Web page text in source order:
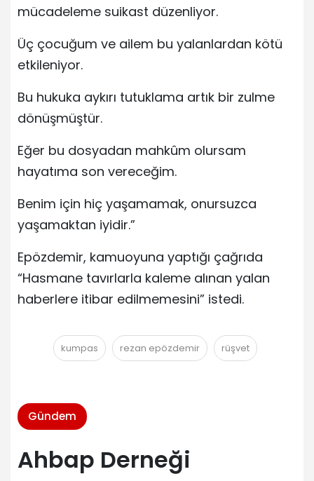
mücadeleme suikast düzenliyor.
Üç çocuğum ve ailem bu yalanlardan kötü
etkileniyor.
Bu hukuka aykırı tutuklama artık bir zulme
dönüşmüştür.
Eğer bu dosyadan mahkûm olursam
hayatıma son vereceğim.
Benim için hiç yaşamamak, onursuzca
yaşamaktan iyidir.”
Epözdemir, kamuoyuna yaptığı çağrıda
“Hasmane tavırlarla kaleme alınan yalan
haberlere itibar edilmemesini” istedi.
kumpas rezan epözdemir rüşvet
Gündem
Ahbap Derneği